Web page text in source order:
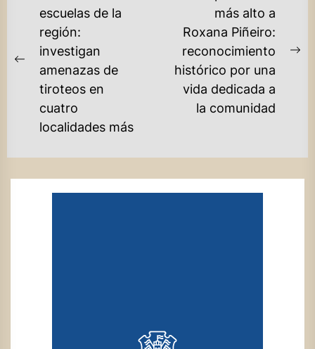
ENTRADAS
Previous
post:
escuelas de la
región:
investigan
amenazas de
tiroteos en
cuatro
localidades más
más alto a
Roxana Piñeiro:
reconocimiento
histórico por una
vida dedicada a
la comunidad